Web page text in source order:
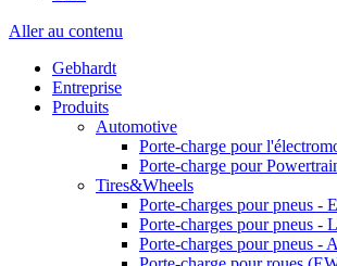
Aller au contenu
Gebhardt
Entreprise
Produits
Automotive
Porte-charge pour
Porte-charge pour
Tires&Wheels
Porte-charges pour pneus -
Porte-charges pour pneus -
Porte-charges pour pneus -